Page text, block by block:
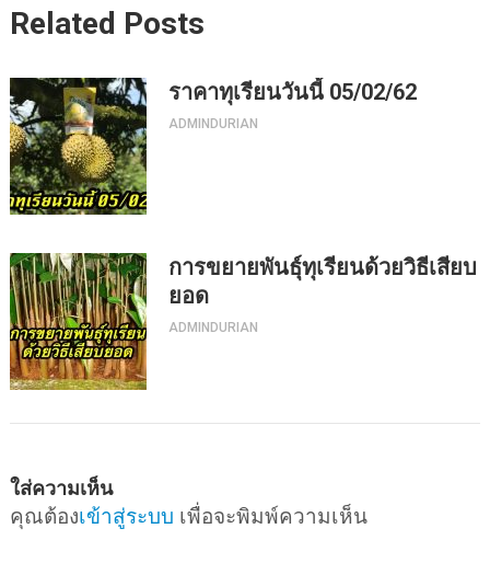
Related Posts
ราคาทุเรียนวันนี้ 05/02/62
ADMINDURIAN
การขยายพันธุ์ทุเรียนด้วยวิธีเสียบ
ยอด
ADMINDURIAN
ใส่ความเห็น
คุณต้องเข้าสู่ระบบ เพื่อจะพิมพ์ความเห็น